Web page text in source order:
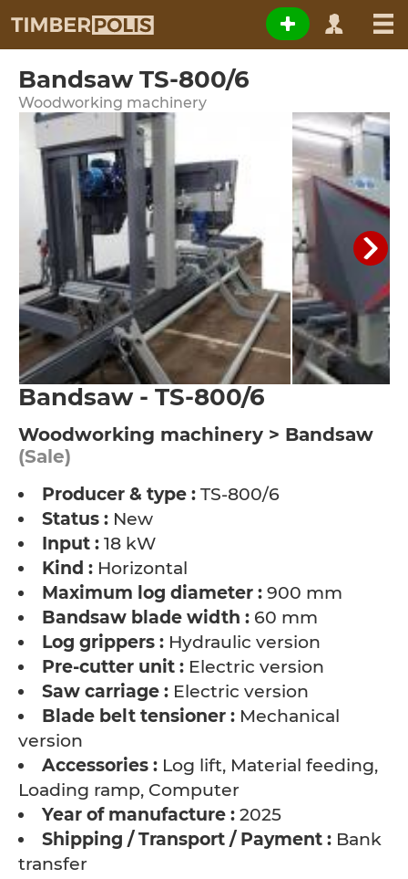
Bandsaw TS-800/6
Woodworking machinery
Bandsaw - TS-800/6
Woodworking machinery > Bandsaw
(Sale)
Producer & type : TS-800/6
Status : New
Input : 18 kW
Kind : Horizontal
Maximum log diameter : 900 mm
Bandsaw blade width : 60 mm
Log grippers : Hydraulic version
Pre-cutter unit : Electric version
Saw carriage : Electric version
Blade belt tensioner : Mechanical
version
Accessories : Log lift, Material feeding,
Loading ramp, Computer
Year of manufacture : 2025
Shipping / Transport / Payment : Bank
transfer